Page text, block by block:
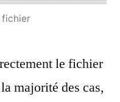
fichier
le fichier
majorité des cas,